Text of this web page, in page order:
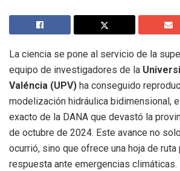
La ciencia se pone al servicio de la
equipo de investigadores de la
Valéncia (UPV) ha conseguido
modelización hidráulica bidimensional,
exacto de la DANA que devastó la
de octubre de 2024. Este avance no
ocurrió, sino que ofrece una hoja de ruta
respuesta ante emergencias climáticas.